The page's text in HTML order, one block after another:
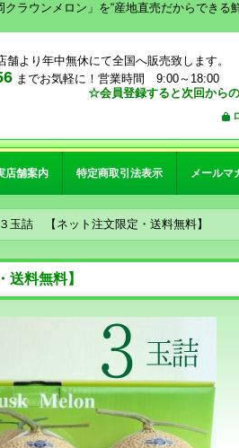
ウンメロン」を“産地直売だからでき
より年中無休にて全国へ販売致します。
までお気軽に！営業時間 9:00～18:00
☆会員登録すると次回から
店舗案内 特定商取引法表示 メールマ
玉詰 【ネット注文限定・送料無料】
料無料】